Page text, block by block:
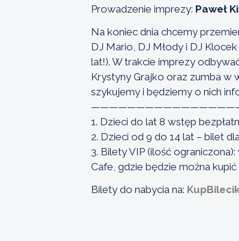
Prowadzenie imprezy: Paweł
Na koniec dnia chcemy
DJ Mario, DJ Młody i DJ
lat!). W trakcie imprezy
Krystyny Grajko oraz zumba w
szykujemy i będziemy o nich
1. Dzieci do lat 8 wstęp
2. Dzieci od 9 do 14 lat – bilet
3. Bilety VIP (ilość
Cafe, gdzie będzie można kupić
Bilety do nabycia na: